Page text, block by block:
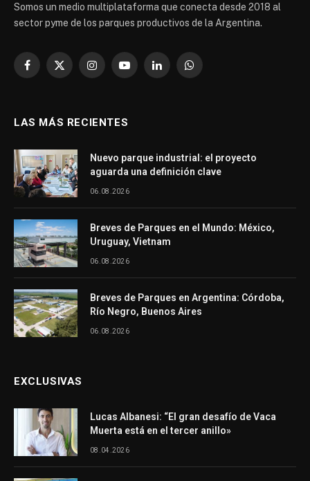
Somos un medio multiplataforma que conecta desde 2018 al
sector pyme de los parques productivos de la Argentina.
Facebook
X
InstagramYouTubeLinkedInWhatsApp
LAS MÁS RECIENTES
Nuevo parque industrial: el proyecto
aguarda una definición clave
06.08.2026
Breves de Parques en el Mundo: México,
Uruguay, Vietnam
06.08.2026
Breves de Parques en Argentina: Córdoba,
Río Negro, Buenos Aires
06.08.2026
EXCLUSIVAS
Lucas Albanesi: “El gran desafío de Vaca
Muerta está en el tercer anillo»
08.04.2026